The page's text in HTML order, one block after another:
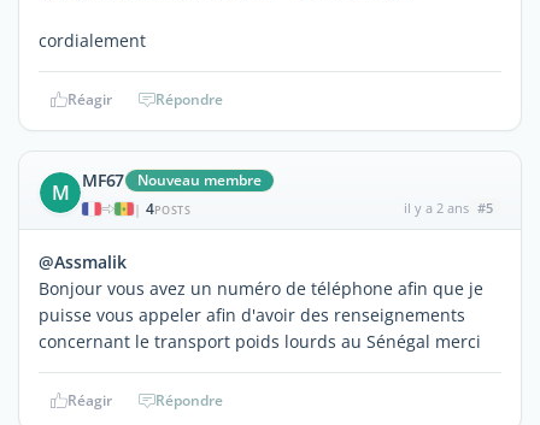
cordialement
Réagir Répondre
M MF67 Nouveau membre
| 4POSTS il y a 2 ans #5
@Assmalik
Bonjour vous avez un numéro de téléphone afin que je
puisse vous appeler afin d'avoir des renseignements
concernant le transport poids lourds au Sénégal merci
Réagir Répondre